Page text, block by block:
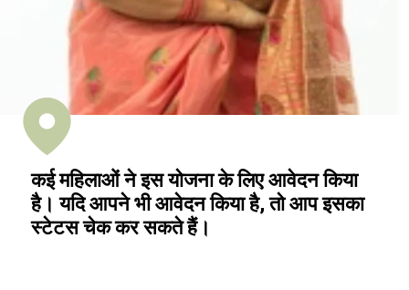
कई महिलाओं ने इस योजना के लिए आवेदन किया
है। यदि आपने भी आवेदन किया है, तो आप इसका
स्टेटस चेक कर सकते हैं।